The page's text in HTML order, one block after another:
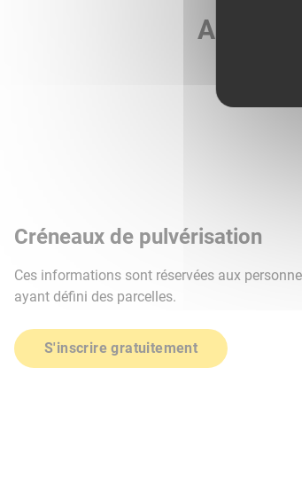
Agri
Créneaux de pulvérisation
Ces informations sont réservées aux
ayant défini des parcelles.
S'inscrire gratuitement